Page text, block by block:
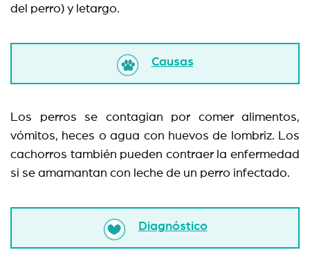
del perro) y letargo.
Causas
Los perros se contagian por comer alimentos,
vómitos, heces o agua con huevos de lombriz. Los
cachorros también pueden contraer la enfermedad
si se amamantan con leche de un perro infectado.
Diagnóstico